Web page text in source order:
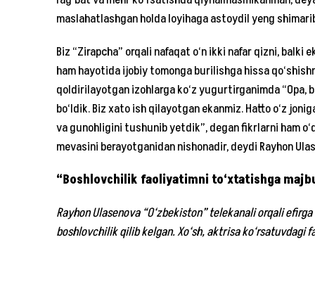
maslahatlashgan holda loyihaga astoydil yeng
Biz “Zirapcha” orqali nafaqat o‘n ikki nafar qizni,
ham hayotida ijobiy tomonga burilishga hissa
qoldirilayotgan izohlarga ko‘z yugurtirganimda
bo‘ldik. Biz xato ish qilayotgan ekanmiz. Hatto o‘z
va gunohligini tushunib yetdik”, degan fikrlarni ham
mevasini berayotganidan nishonadir, deydi Rayhon
“Boshlovchilik faoliyatimni to‘xtatishga
Rayhon Ulasenova “O‘zbekiston” telekanali orqali
boshlovchilik qilib kelgan. Xo‘sh, aktrisa ko‘rsatuvdagi